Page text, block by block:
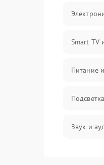
Smart TV
Питание
Звук и